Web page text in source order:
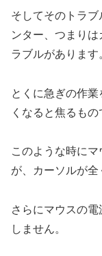
そしてそのトラ
ンター、つまり
ラブルがあります
とくに急ぎの作
くなると焦るもの
このような時に
が、カーソルが全
さらにマウスの
しません。